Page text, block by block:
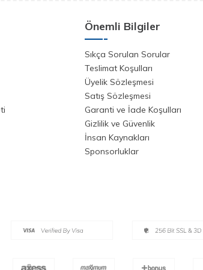
Önemli Bilgiler
Sıkça Sorulan Sorular
Teslimat Koşulları
Üyelik Sözleşmesi
Satış Sözleşmesi
Garanti ve İade Koşulları
Gizlilik ve Güvenlik
İnsan Kaynakları
Sponsorluklar